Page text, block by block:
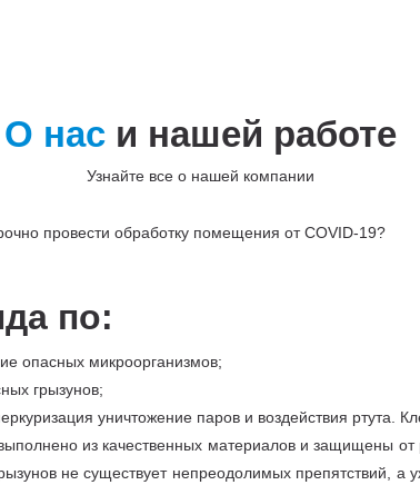
О наси нашей работе
Узнайте все о нашей компании
провести обработку помещения от COVID-19?
по:
опасных микроорганизмов;
грызунов;
уничтожение паров и воздействия ртута.
из качественных материалов и защищены от
не существует непреодолимых препятствий, а